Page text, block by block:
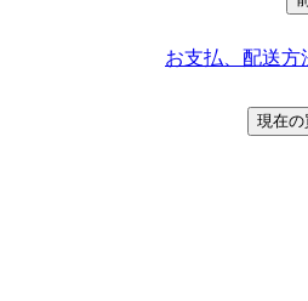
お支払、配送方